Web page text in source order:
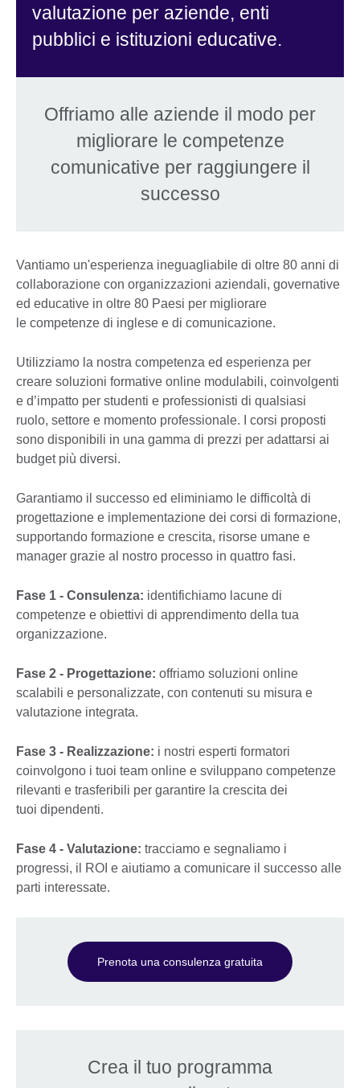
valutazione per aziende, enti
pubblici e istituzioni educative.
Offriamo alle aziende il modo per
migliorare le competenze
comunicative per raggiungere il
successo
Vantiamo un'esperienza ineguagliabile di oltre 80 anni di
collaborazione con organizzazioni aziendali, governative
ed educative in oltre 80 Paesi per migliorare
le competenze di inglese e di comunicazione.
Utilizziamo la nostra competenza ed esperienza per
creare soluzioni formative online modulabili, coinvolgenti
e d’impatto per studenti e professionisti di qualsiasi
ruolo, settore e momento professionale. I corsi proposti
sono disponibili in una gamma di prezzi per adattarsi ai
budget più diversi.
Garantiamo il successo ed eliminiamo le difficoltà di
progettazione e implementazione dei corsi di formazione,
supportando formazione e crescita, risorse umane e
manager grazie al nostro processo in quattro fasi.
Fase 1 - Consulenza: identifichiamo lacune di
competenze e obiettivi di apprendimento della tua
organizzazione.
Fase 2 - Progettazione: offriamo soluzioni online
scalabili e personalizzate, con contenuti su misura e
valutazione integrata.
Fase 3 - Realizzazione: i nostri esperti formatori
coinvolgono i tuoi team online e sviluppano competenze
rilevanti e trasferibili per garantire la crescita dei
tuoi dipendenti.
Fase 4 - Valutazione: tracciamo e segnaliamo i
progressi, il ROI e aiutiamo a comunicare il successo alle
parti interessate.
Prenota una consulenza gratuita
Crea il tuo programma